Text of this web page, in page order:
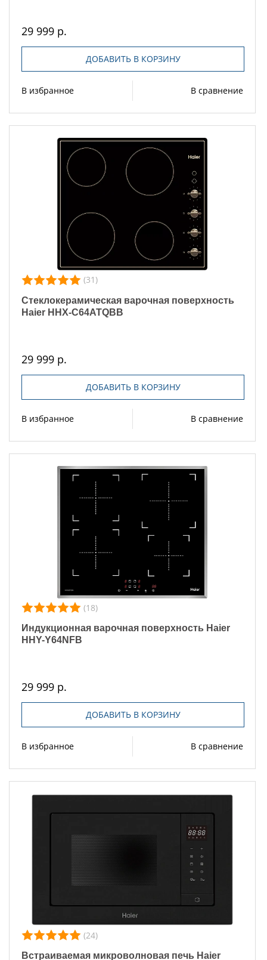
29 999 р.
ДОБАВИТЬ В КОРЗИНУ
В избранное В сравнение
(31)
Стеклокерамическая варочная поверхность
Haier HHX-C64ATQBB
29 999 р.
ДОБАВИТЬ В КОРЗИНУ
В избранное В сравнение
(18)
Индукционная варочная поверхность Haier
HHY-Y64NFB
29 999 р.
ДОБАВИТЬ В КОРЗИНУ
В избранное В сравнение
(24)
Встраиваемая микроволновая печь Haier